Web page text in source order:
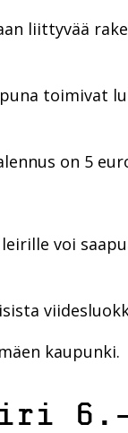
liittyvää
toimivat
on 5
voi
kaupunki.